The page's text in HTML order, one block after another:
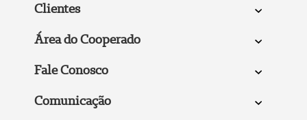
Clientes
Área do Cooperado
Fale Conosco
Comunicação